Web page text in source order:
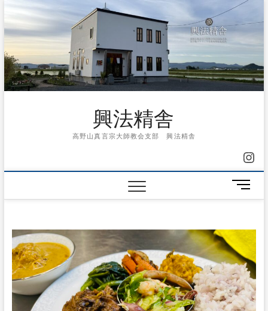
content
興法精舎
高野山真言宗大師教会支部 興法精舎
メ
ニ
タ
ン